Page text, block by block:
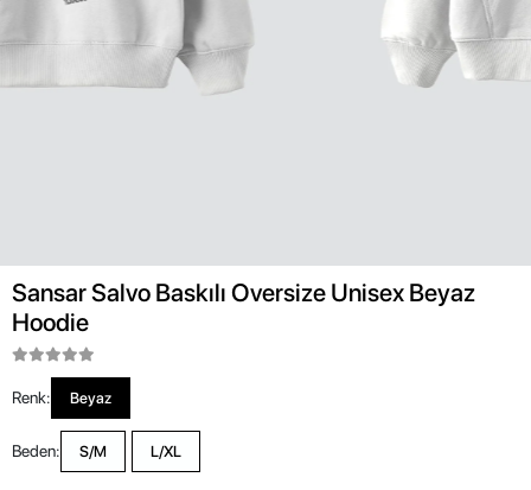
Sansar Salvo Baskılı Oversize Unisex Beyaz
Hoodie
Renk: Beyaz
Beden: S/M L/XL